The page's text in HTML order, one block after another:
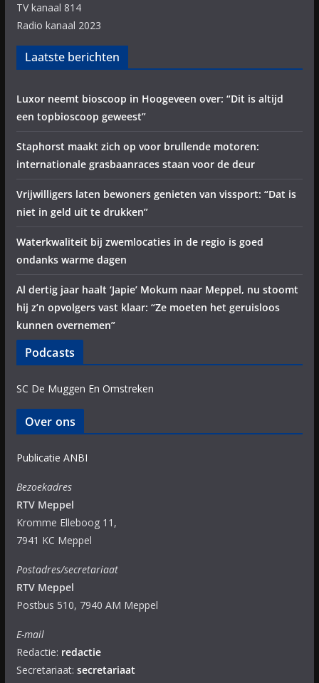
TV kanaal 814
Radio kanaal 2023
Laatste berichten
Luxor neemt bioscoop in Hoogeveen over: “Dit is altijd
een topbioscoop geweest”
Staphorst maakt zich op voor brullende motoren:
internationale grasbaanraces staan voor de deur
Vrijwilligers laten bewoners genieten van vissport: “Dat is
niet in geld uit te drukken”
Waterkwaliteit bij zwemlocaties in de regio is goed
ondanks warme dagen
Al dertig jaar haalt ‘Japie’ Mokum naar Meppel, nu stoomt
hij z’n opvolgers vast klaar: “Ze moeten het geruisloos
kunnen overnemen”
Podcasts
SC De Muggen En Omstreken
Over ons
Publicatie ANBI
Bezoekadres
RTV Meppel
Kromme Elleboog 11,
7941 KC Meppel
Postadres/secretariaat
RTV Meppel
Postbus 510, 7940 AM Meppel
E-mail
Redactie: redactie
Secretariaat: secretariaat